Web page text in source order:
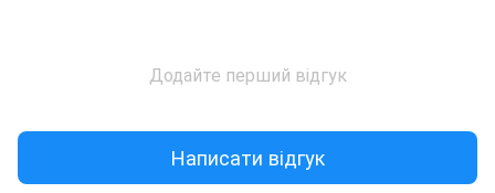
Додайте перший відгук
Написати відгук